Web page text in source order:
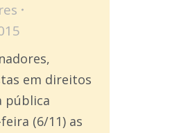
em direitos
pública
(6/11) as